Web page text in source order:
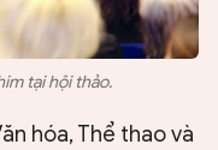
tại hội thảo.
hóa, Thể thao và